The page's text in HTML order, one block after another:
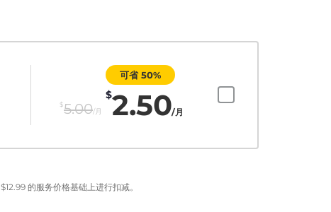
$5.00/月
可省 50%
$2.50/月
$12.99的服务价格基础上进行扣减。